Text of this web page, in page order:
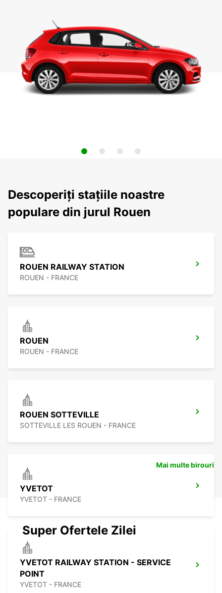
Descoperiți stațiile noastre
populare din jurul Rouen
ROUEN RAILWAY STATION
ROUEN - FRANCE
ROUEN
ROUEN - FRANCE
ROUEN SOTTEVILLE
SOTTEVILLE LES ROUEN - FRANCE
YVETOT
YVETOT - FRANCE
YVETOT RAILWAY STATION - SERVICE
POINT
YVETOT - FRANCE
Mai multe birouri
Super Ofertele Zilei